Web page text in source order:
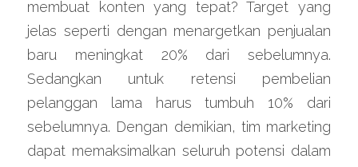
membuat konten yang tepat? Target yang
jelas seperti dengan menargetkan penjualan
baru meningkat 20% dari sebelumnya.
Sedangkan untuk retensi pembelian
pelanggan lama harus tumbuh 10% dari
sebelumnya. Dengan demikian, tim marketing
dapat memaksimalkan seluruh potensi dalam